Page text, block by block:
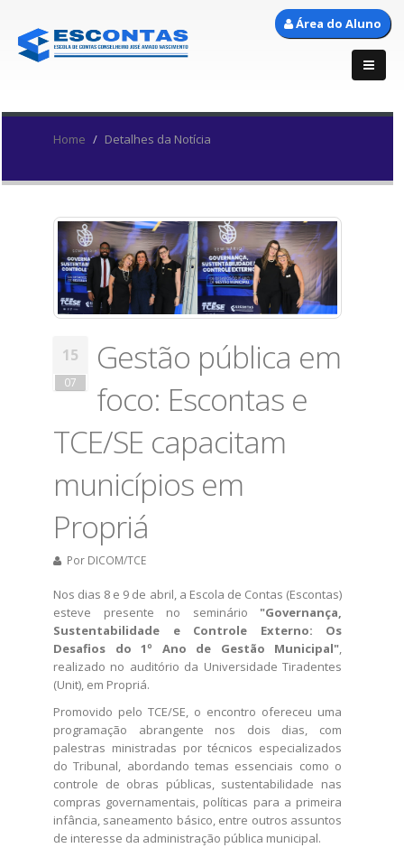
Área do Aluno
Home Detalhes da Notícia
15
07
Gestão pública em
foco: Escontas e
TCE/SE capacitam
municípios em
Propriá
Por DICOM/TCE
Nos dias 8 e 9 de abril, a Escola de Contas (Escontas)
esteve presente no seminário "Governança,
Sustentabilidade e Controle Externo: Os
Desafios do 1º Ano de Gestão Municipal",
realizado no auditório da Universidade Tiradentes
(Unit), em Propriá.
Promovido pelo TCE/SE, o encontro ofereceu uma
programação abrangente nos dois dias, com
palestras ministradas por técnicos especializados
do Tribunal, abordando temas essenciais como o
controle de obras públicas, sustentabilidade nas
compras governamentais, políticas para a primeira
infância, saneamento básico, entre outros assuntos
de interesse da administração pública municipal.